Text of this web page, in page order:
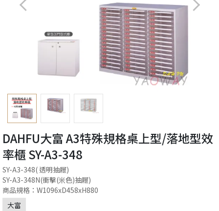
DAHFU大富 A3特殊規格桌上型/落地型效
率櫃 SY-A3-348
SY-A3-348( 透明抽屜)
SY-A3-348N(衝擊(米色)抽屜)
商品規格：W1096xD458xH880
大富